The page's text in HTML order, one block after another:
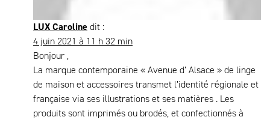
LUX Caroline dit :
4 juin 2021 à 11 h 32 min
Bonjour ,
La marque contemporaine « Avenue d’ Alsace » de linge
de maison et accessoires transmet l’identité régionale et
française via ses illustrations et ses matières . Les
produits sont imprimés ou brodés, et confectionnés à